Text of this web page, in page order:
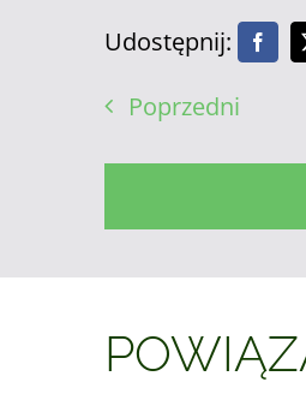
Udostępnij:
Poprzedni